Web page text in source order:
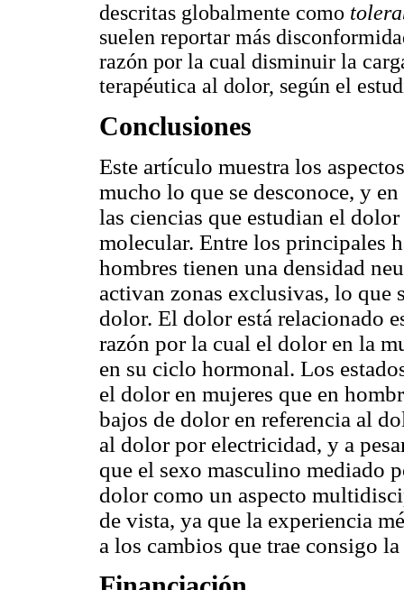
descritas globalmente como
suelen reportar más
razón por la cual disminuir la
terapéutica al dolor, según el
Conclusiones
Este artículo muestra los
mucho lo que se desconoce, y
las ciencias que estudian el
molecular. Entre los principales
hombres tienen una densidad
activan zonas exclusivas, lo que
dolor. El dolor está relacionado
razón por la cual el dolor en la
en su ciclo hormonal. Los
el dolor en mujeres que en
bajos de dolor en referencia al
al dolor por electricidad, y a
que el sexo masculino mediado
dolor como un aspecto
de vista, ya que la experiencia
a los cambios que trae consigo